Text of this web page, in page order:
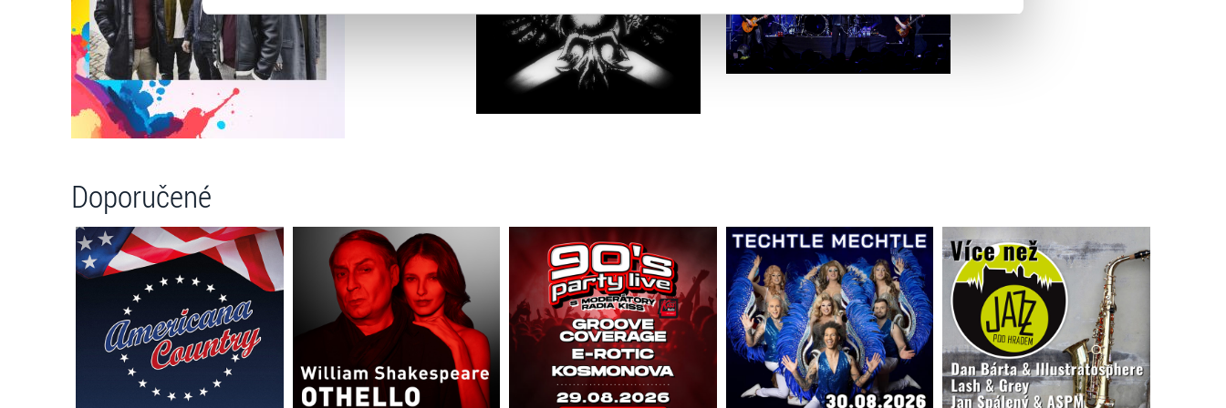
Jaké typy cookies používáme, naleznete níže. Možnosti zpracování upravíte zaškrtnutím příslušné varianty. Svoji volbu
můžete kdykoliv změnit v zápatí stránky v záložce „Cookies a jejich nastavení“.
Doporučené